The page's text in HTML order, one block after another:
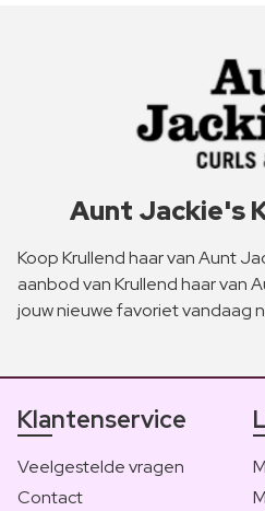
Aunt Jackie's
Koop Krullend haar van Aunt
aanbod van Krullend haar van
jouw nieuwe favoriet vandaag
Klantenservice
Veelgestelde vragen
Contact